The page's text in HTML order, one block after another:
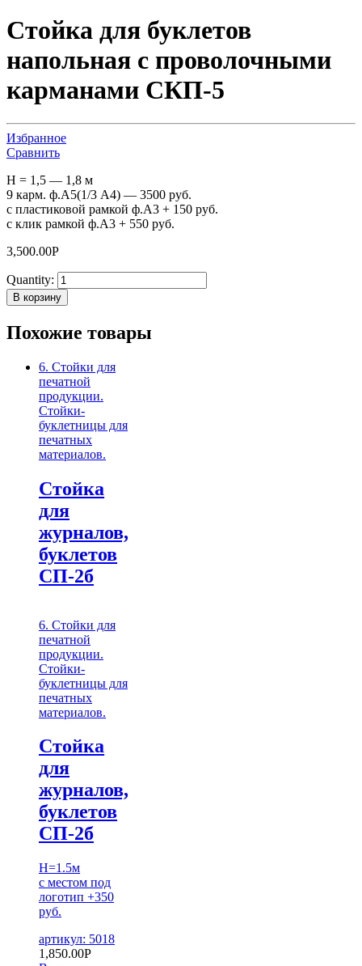
Стойка для буклетов
напольная с проволочными
карманами СКП-5
Избранное
Сравнить
H = 1,5 — 1,8 м
9 карм. ф.А5(1/3 А4) — 3500 руб.
с пластиковой рамкой ф.А3 + 150 руб.
с клик рамкой ф.А3 + 550 руб.
3,500.00Р
Quantity:
В корзину
Похожие товары
6. Стойки для
печатной
продукции.
Стойки-
буклетницы для
печатных
материалов.
Стойка
для
журналов,
буклетов
СП-2б
6. Стойки для
печатной
продукции.
Стойки-
буклетницы для
печатных
материалов.
Стойка
для
журналов,
буклетов
СП-2б
H=1.5м
с местом под
логотип +350
руб.
артикул: 5018
1,850.00Р